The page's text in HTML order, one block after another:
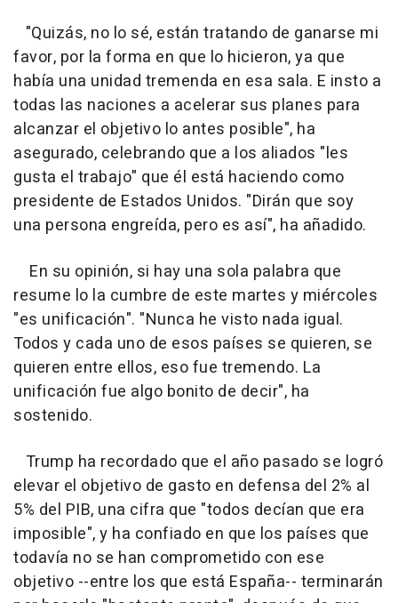
"Quizás, no lo sé, están tratando de ganarse mi
favor, por la forma en que lo hicieron, ya que
había una unidad tremenda en esa sala. E insto a
todas las naciones a acelerar sus planes para
alcanzar el objetivo lo antes posible", ha
asegurado, celebrando que a los aliados "les
gusta el trabajo" que él está haciendo como
presidente de Estados Unidos. "Dirán que soy
una persona engreída, pero es así", ha añadido.
En su opinión, si hay una sola palabra que
resume lo la cumbre de este martes y miércoles
"es unificación". "Nunca he visto nada igual.
Todos y cada uno de esos países se quieren, se
quieren entre ellos, eso fue tremendo. La
unificación fue algo bonito de decir", ha
sostenido.
Trump ha recordado que el año pasado se logró
elevar el objetivo de gasto en defensa del 2% al
5% del PIB, una cifra que "todos decían que era
imposible", y ha confiado en que los países que
todavía no se han comprometido con ese
objetivo --entre los que está España-- terminarán